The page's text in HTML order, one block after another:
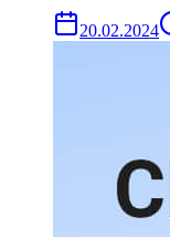
20.02.2024